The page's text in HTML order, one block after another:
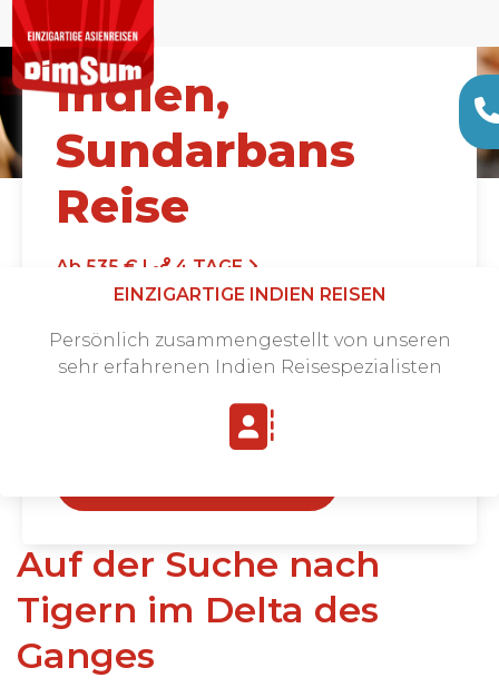
Indien,
Sundarbans
Reise
Ab 535 € | 4 TAGE
EINZIGARTIGE INDIEN REISEN
Persönlich zusammengestellt von unseren
sehr erfahrenen Indien Reisespezialisten
Auf der Suche nach
Tigern im Delta des
Ganges